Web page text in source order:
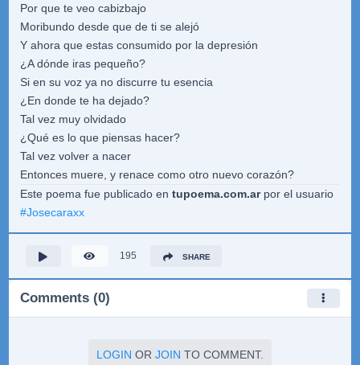
Por que te veo cabizbajo
Moribundo desde que de ti se alejó
Y ahora que estas consumido por la depresión
¿A dónde iras pequeño?
Si en su voz ya no discurre tu esencia
¿En donde te ha dejado?
Tal vez muy olvidado
¿Qué es lo que piensas hacer?
Tal vez volver a nacer
Entonces muere, y renace como otro nuevo corazón?
Este poema fue publicado en tupoema.com.arpor el usuario
#Josecaraxx
195 SHARE
Comments (0)
LOGIN OR JOIN TO COMMENT.